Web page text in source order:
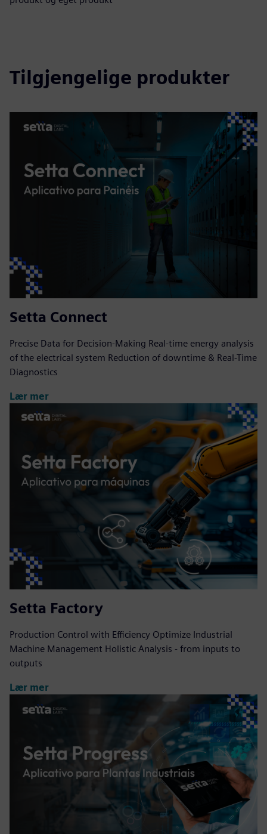
Tilgjengelige produkter
Setta Connect
Precise Data for Decision-Making Real-time energy analysis
of the electrical system Reduction of downtime & Real-Time
Diagnostics
Lær mer
Setta Factory
Production Control with Efficiency Optimize Industrial
Machine Management Holistic Analysis - from inputs to
outputs
Lær mer